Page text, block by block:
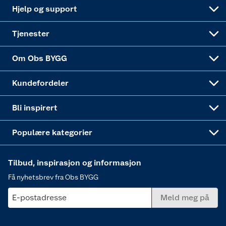
Hjelp og support
Tjenester
Om Obs BYGG
Kundefordeler
Bli inspirert
Populære kategorier
Tilbud, inspirasjon og informasjon
Få nyhetsbrev fra Obs BYGG
E-postadresse Meld meg på